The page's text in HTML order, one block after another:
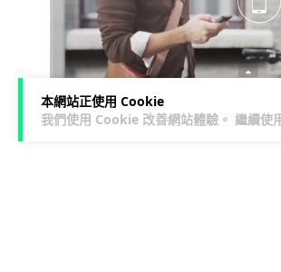
本網站正使用 Cookie
我們使用 Cookie 改善網站體驗。 繼續使